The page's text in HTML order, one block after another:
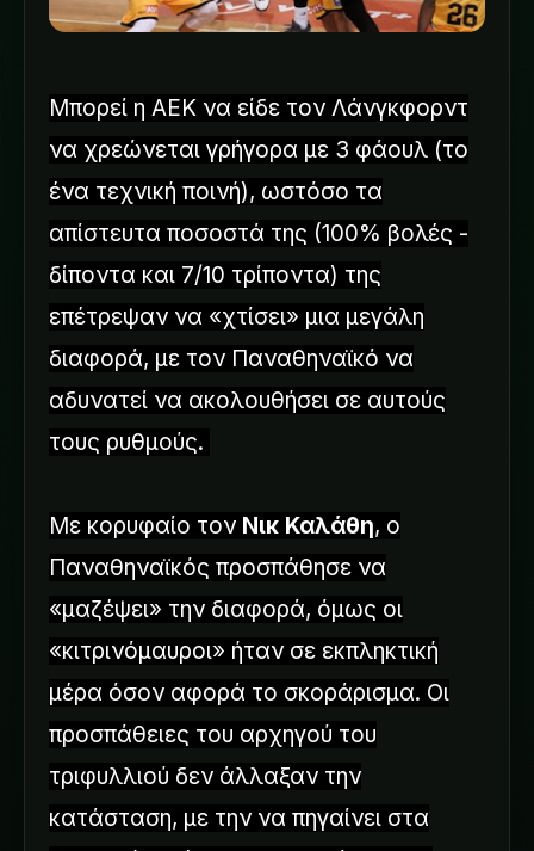
Μπορεί η ΑΕΚ να είδε τον Λάνγκφορντ
να χρεώνεται γρήγορα με 3 φάουλ (το
ένα τεχνική ποινή), ωστόσο τα
απίστευτα ποσοστά της (100% βολές -
δίποντα και 7/10 τρίποντα) της
επέτρεψαν να «χτίσει» μια μεγάλη
διαφορά, με τον Παναθηναϊκό να
αδυνατεί να ακολουθήσει σε αυτούς
τους ρυθμούς.
Με κορυφαίο τον Νικ Καλάθη, ο
Παναθηναϊκός προσπάθησε να
«μαζέψει» την διαφορά, όμως οι
«κιτρινόμαυροι» ήταν σε εκπληκτική
μέρα όσον αφορά το σκοράρισμα. Οι
προσπάθειες του αρχηγού του
τριφυλλιού δεν άλλαξαν την
κατάσταση, με την να πηγαίνει στα